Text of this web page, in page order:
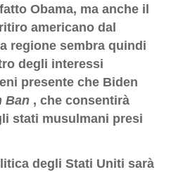
Obama, ma anche il
americano dal
regione sembra quindi
degli interessi
presente che Biden
Ban , che consentirà
stati musulmani presi
degli Stati Uniti sarà